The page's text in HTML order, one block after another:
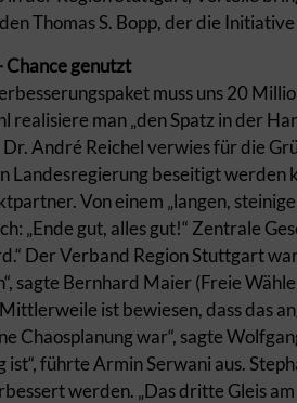
Thomas S. Bopp, der die
Chance genutzt
muss uns 20
realisiere man „den Spatz in der
André Reichel verwies für die
Landesregierung beseitigt werden
Von einem „langen,
„Ende gut, alles gut!“ Zentrale
Der Verband Region Stuttgart
sagte Bernhard Maier (Freie
ist bewiesen, dass das
Chaosplanung war“, sagte
ist“, führte Armin Serwani aus.
werden. „Das dritte Gleis